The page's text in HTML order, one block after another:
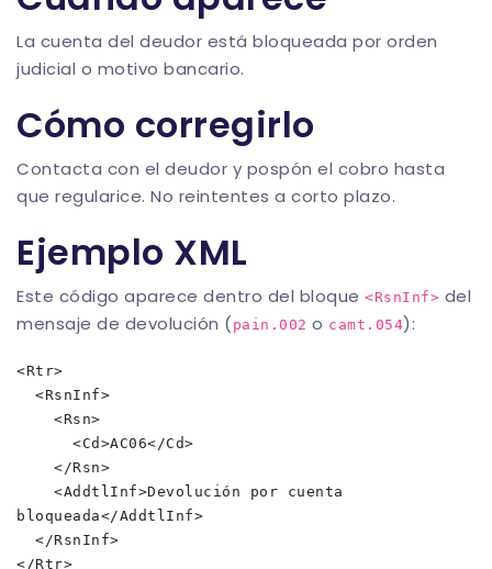
La cuenta del deudor está bloqueada por orden
judicial o motivo bancario.
Cómo corregirlo
Contacta con el deudor y pospón el cobro hasta
que regularice. No reintentes a corto plazo.
Ejemplo XML
Este código aparece dentro del bloque <RsnInf> del
mensaje de devolución (pain.002 o camt.054):
<Rtr>
bloqueada</AddtlInf>